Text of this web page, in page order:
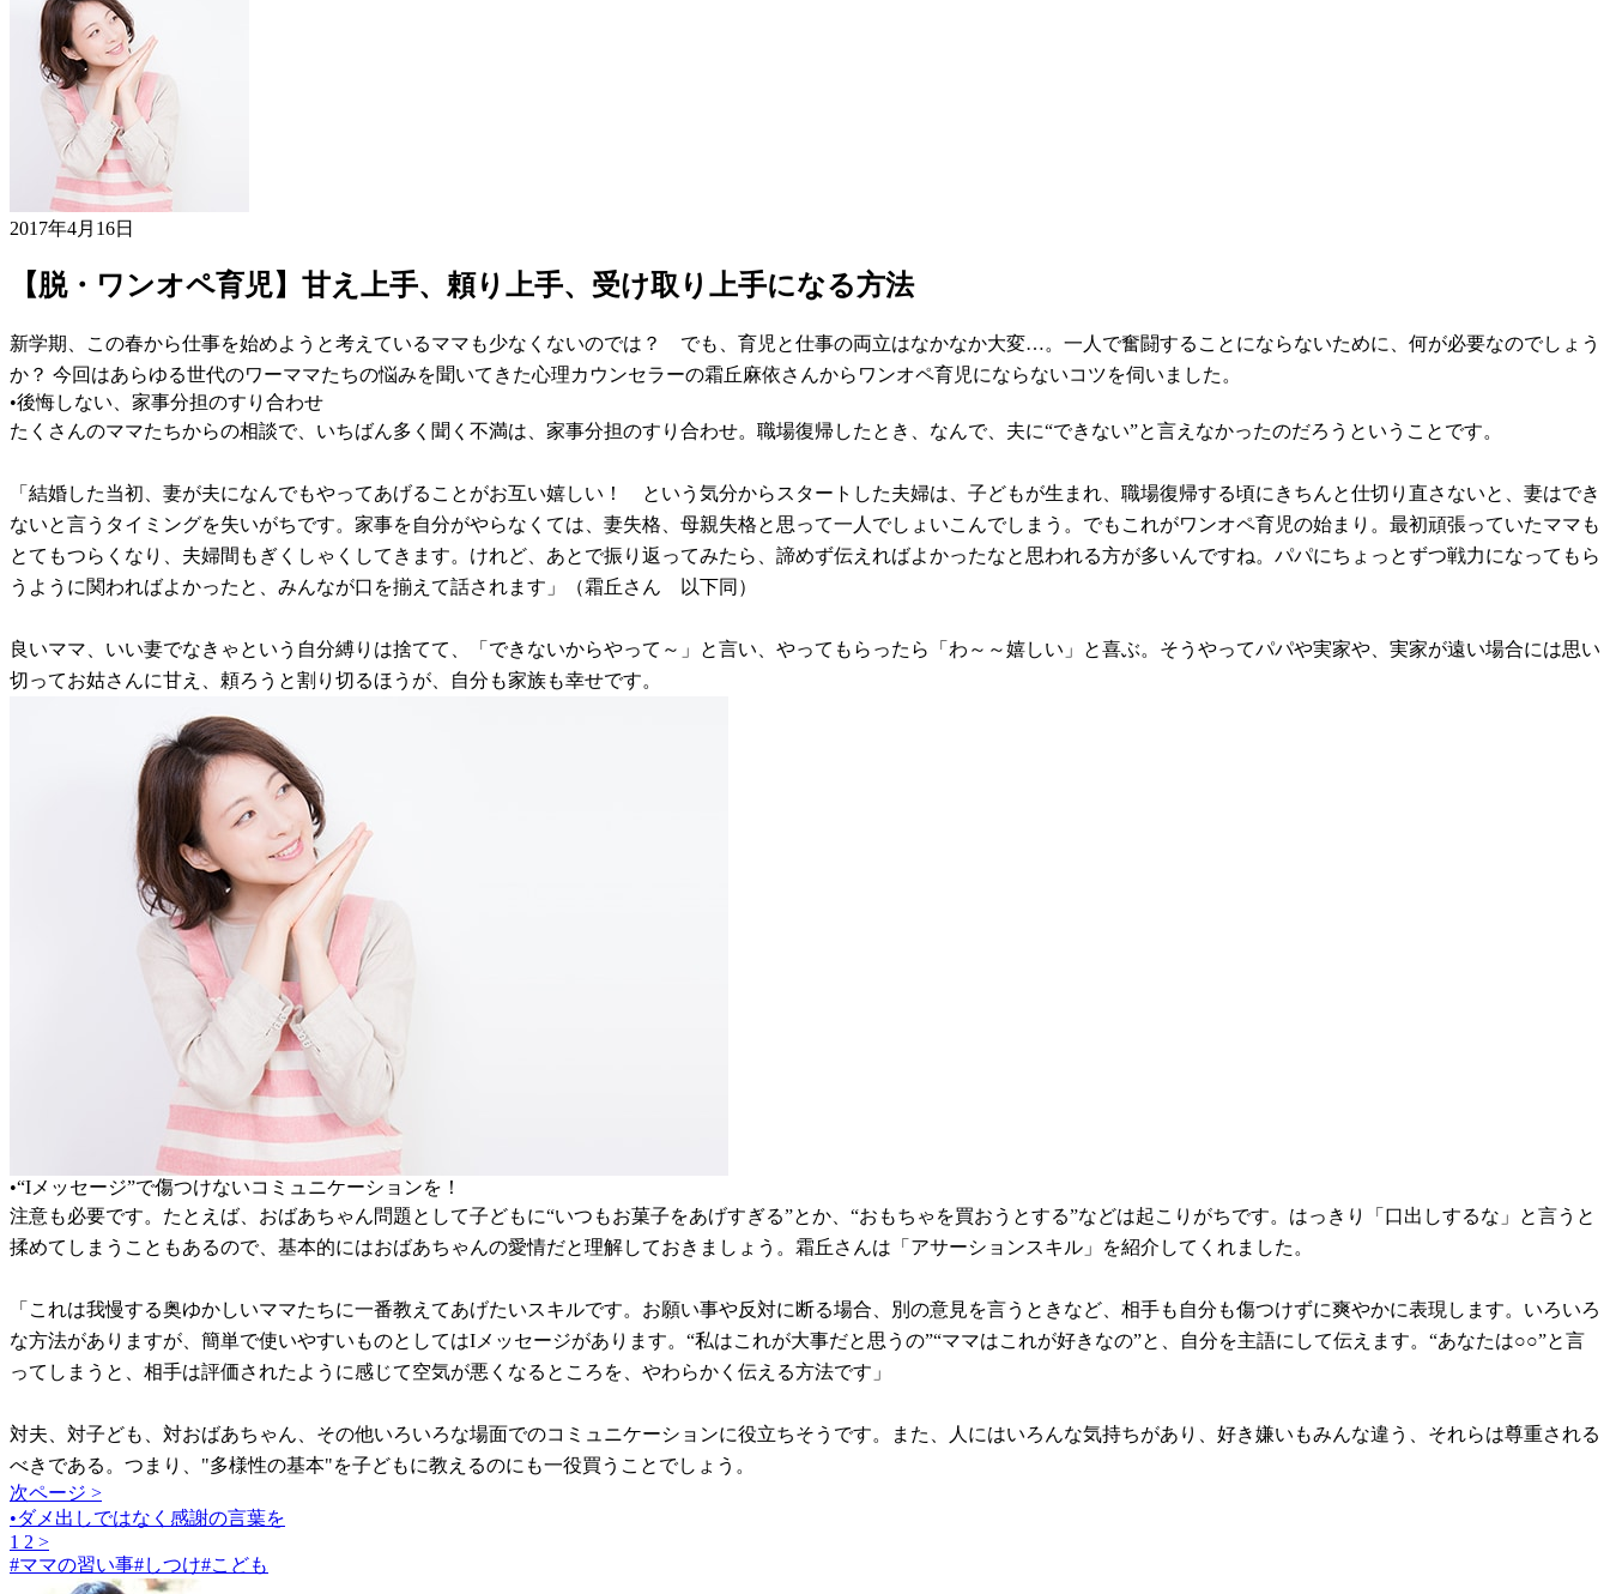
2017年4月16日
【脱・ワンオペ育児】甘え上手、頼り上手、受け取り上手になる方法
新学期、この春から仕事を始めようと考えているママも少なくないのでは？ でも、育児と仕事の両立はなかなか大変…。一人で奮闘することにならないために、何が必要なのでしょう
か？ 今回はあらゆる世代のワーママたちの悩みを聞いてきた心理カウンセラーの霜丘麻依さんからワンオペ育児にならないコツを伺いました。
•後悔しない、家事分担のすり合わせ
たくさんのママたちからの相談で、いちばん多く聞く不満は、家事分担のすり合わせ。職場復帰したとき、なんで、夫に“できない”と言えなかったのだろうということです。
「結婚した当初、妻が夫になんでもやってあげることがお互い嬉しい！ という気分からスタートした夫婦は、子どもが生まれ、職場復帰する頃にきちんと仕切り直さないと、妻はでき
ないと言うタイミングを失いがちです。家事を自分がやらなくては、妻失格、母親失格と思って一人でしょいこんでしまう。でもこれがワンオペ育児の始まり。最初頑張っていたママも
とてもつらくなり、夫婦間もぎくしゃくしてきます。けれど、あとで振り返ってみたら、諦めず伝えればよかったなと思われる方が多いんですね。パパにちょっとずつ戦力になってもら
うように関わればよかったと、みんなが口を揃えて話されます」（霜丘さん 以下同）
良いママ、いい妻でなきゃという自分縛りは捨てて、「できないからやって～」と言い、やってもらったら「わ～～嬉しい」と喜ぶ。そうやってパパや実家や、実家が遠い場合には思い
切ってお姑さんに甘え、頼ろうと割り切るほうが、自分も家族も幸せです。
•“Iメッセージ”で傷つけないコミュニケーションを！
注意も必要です。たとえば、おばあちゃん問題として子どもに“いつもお菓子をあげすぎる”とか、“おもちゃを買おうとする”などは起こりがちです。はっきり「口出しするな」と言うと
揉めてしまうこともあるので、基本的にはおばあちゃんの愛情だと理解しておきましょう。霜丘さんは「アサーションスキル」を紹介してくれました。
「これは我慢する奥ゆかしいママたちに一番教えてあげたいスキルです。お願い事や反対に断る場合、別の意見を言うときなど、相手も自分も傷つけずに爽やかに表現します。いろいろ
な方法がありますが、簡単で使いやすいものとしてはIメッセージがあります。“私はこれが大事だと思うの”“ママはこれが好きなの”と、自分を主語にして伝えます。“あなたは○○”と言
ってしまうと、相手は評価されたように感じて空気が悪くなるところを、やわらかく伝える方法です」
対夫、対子ども、対おばあちゃん、その他いろいろな場面でのコミュニケーションに役立ちそうです。また、人にはいろんな気持ちがあり、好き嫌いもみんな違う、それらは尊重される
べきである。つまり、"多様性の基本"を子どもに教えるのにも一役買うことでしょう。
次ページ >
•ダメ出しではなく感謝の言葉を
1 2 >
#ママの習い事#しつけ#こども